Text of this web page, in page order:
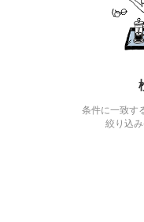
条件に一致す
絞り込